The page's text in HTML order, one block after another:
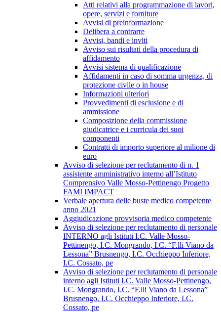
Atti relativi alla programmazione di lavori,
opere, servizi e forniture
Avvisi di preinformazione
Delibera a contrarre
Avvisi, bandi e inviti
Avviso sui risultati della procedura di
affidamento
Avvisi sistema di qualificazione
Affidamenti in caso di somma urgenza, di
protezione civile o in house
Informazioni ulteriori
Provvedimenti di esclusione e di
ammissione
Composizione della commissione
giudicatrice e i curricula dei suoi
componenti
Contratti di importo superiore al milione di
euro
Avviso di selezione per reclutamento di n. 1
assistente amministrativo interno all’Istituto
Comprensivo Valle Mosso-Pettinengo Progetto
FAMI IMPACT
Verbale apertura delle buste medico competente
anno 2021
Aggiudicazione provvisoria medico competente
Avviso di selezione per reclutamento di personale
INTERNO agli Istituti I.C. Valle Mosso-
Pettinengo, I.C. Mongrando, I.C. “F.lli Viano da
Lessona” Brusnengo, I.C. Occhieppo Inferiore,
I.C. Cossato, pe
Avviso di selezione per reclutamento di personale
interno agli Istituti I.C. Valle Mosso-Pettinengo,
I.C. Mongrando, I.C. “F.lli Viano da Lessona”
Brusnengo, I.C. Occhieppo Inferiore, I.C.
Cossato, pe